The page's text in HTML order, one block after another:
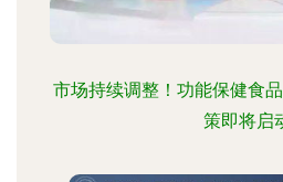
市场持续调整！功能保健食
策即将启